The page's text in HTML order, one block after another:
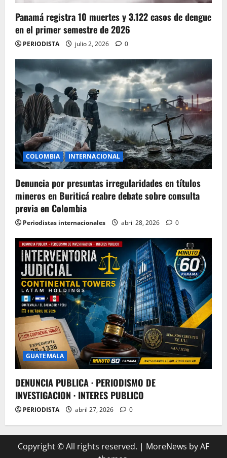
Panamá registra 10 muertes y 3.122 casos de dengue
en el primer semestre de 2026
PERIODISTA julio 2, 2026 0
COLOMBIA INTERNACIONAL
Denuncia por presuntas irregularidades en títulos
mineros en Buriticá reabre debate sobre consulta
previa en Colombia
Periodistas internacionales abril 28, 2026 0
GUATEMALA
DENUNCIA PUBLICA · PERIODISMO DE
INVESTIGACION · INTERES PUBLICO
PERIODISTA abril 27, 2026 0
Copyright © All rights reserved. | MoreNews by AF